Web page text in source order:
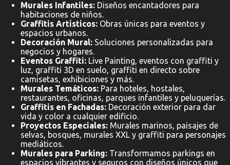
Murales Infantiles: Diseños encantadores para
habitaciones de niños.
Graffitis Artísticos: Obras únicas para eventos y
espacios urbanos.
Decoración Mural: Soluciones personalizadas para
negocios y hogares.
Eventos Graffiti: Live Painting, eventos con graffiti y
luz, graffiti 3D en suelo, graffiti en directo sobre
camisetas, exhibiciones y más.
Murales Temáticos: Para hoteles, hostales,
restaurantes, oficinas, parques infantiles y peluquerías.
Graffitis en Fachadas: Decoración exterior para dar
vida y color a cualquier edificio.
Proyectos Especiales: Murales marinos, paisajes de
selvas, bosques, murales XXL y graffiti para personajes
mediáticos.
Murales para Parking: Transformamos parkings en
espacios vibrantes y seguros con diseños únicos que